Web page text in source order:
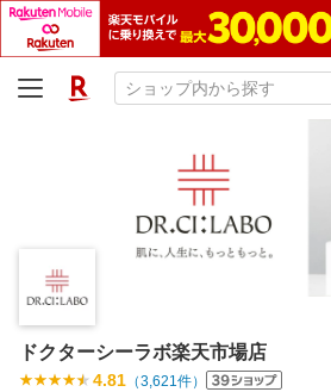
ドクターシーラボ楽天市場店
4.81 （3,621件）